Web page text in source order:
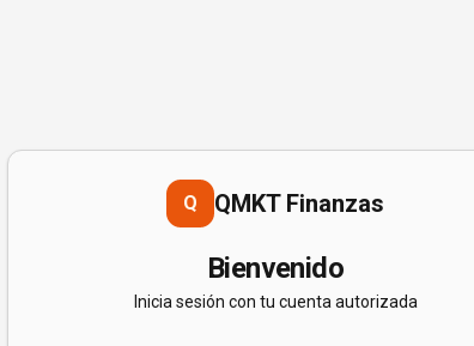
Q QMKT Finanzas
Bienvenido
Inicia sesión con tu cuenta autorizada